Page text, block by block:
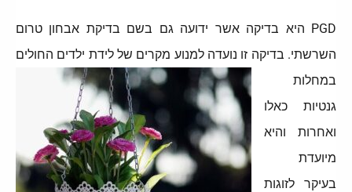
PGD היא בדיקה אשר ידועה גם בשם בדיקת אבחון טרום
השרשתי. בדיקה זו נועדה למנוע מקרים של לידת ילדים החולים
במחלות
גנטיות כאלו
ואחרות והיא
מיועדת
בעיקר לזוגות